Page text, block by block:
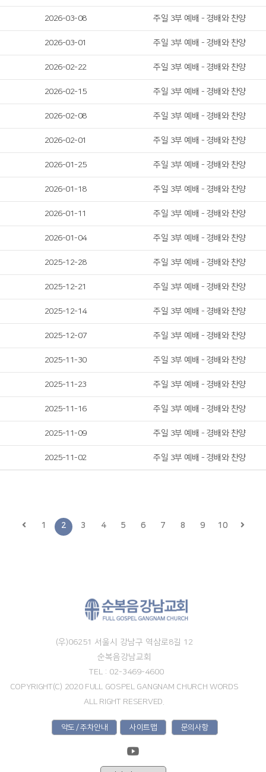
2026-03-08 주일 3부 예배 - 경배와 찬양
2026-03-01 주일 3부 예배 - 경배와 찬양
2026-02-22 주일 3부 예배 - 경배와 찬양
2026-02-15 주일 3부 예배 - 경배와 찬양
2026-02-08 주일 3부 예배 - 경배와 찬양
2026-02-01 주일 3부 예배 - 경배와 찬양
2026-01-25 주일 3부 예배 - 경배와 찬양
2026-01-18 주일 3부 예배 - 경배와 찬양
2026-01-11 주일 3부 예배 - 경배와 찬양
2026-01-04 주일 3부 예배 - 경배와 찬양
2025-12-28 주일 3부 예배 - 경배와 찬양
2025-12-21 주일 3부 예배 - 경배와 찬양
2025-12-14 주일 3부 예배 - 경배와 찬양
2025-12-07 주일 3부 예배 - 경배와 찬양
2025-11-30 주일 3부 예배 - 경배와 찬양
2025-11-23 주일 3부 예배 - 경배와 찬양
2025-11-16 주일 3부 예배 - 경배와 찬양
2025-11-09 주일 3부 예배 - 경배와 찬양
2025-11-02 주일 3부 예배 - 경배와 찬양
1 2 3 4 5 6 7 8 9 10
(우)06251 서울시 강남구 역삼로8길 12
순복음강남교회
TEL : 02-3469-4600
COPYRIGHT(C) 2020 FULL GOSPEL GANGNAM CHURCH WORDS
ALL RIGHT RESERVED.
약도 / 주차안내 사이트맵 문의사항